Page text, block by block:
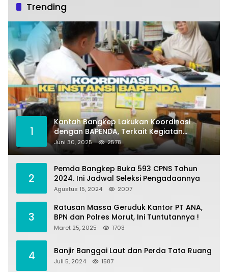
Trending
1
Kantah Bangkep Lakukan Koordinasi
dengan BAPENDA, Terkait Kegiatan
Fasilitasi Penilaian Tanah dan Ekonomi
Pertanahan
Juni 30, 2025 2578
2
Pemda Bangkep Buka 593 CPNS Tahun
2024. Ini Jadwal Seleksi Pengadaannya
Agustus 15, 2024 2007
3
Ratusan Massa Geruduk Kantor PT ANA,
BPN dan Polres Morut, Ini Tuntutannya !
Maret 25, 2025 1703
4 Banjir Banggai Laut dan Perda Tata Ruang
Juli 5, 2024 1587